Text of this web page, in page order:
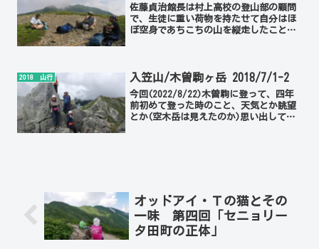
佐藤貞治館長は村上高校の登山部の顧問
で、生徒に重い荷物を持たせて自分はほ
ぼ空身であちこちの山を縦走したことを
化財調査委員という硬い肩...
2018 山行 入笠山/木曽駒ヶ岳 2018/7/1-2
今回(2022/8/22)木曽駒に登って、四年
前初めて登った時のこと、天気とか眺望
とか(空木岳は見えたのか)思い出してみ
オッドアイ・Ｔの猫とその
一味 第四回「セニョリー
タ田町の正体」